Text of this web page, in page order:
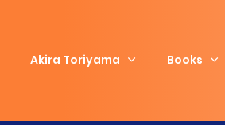
Akira Toriyama Books